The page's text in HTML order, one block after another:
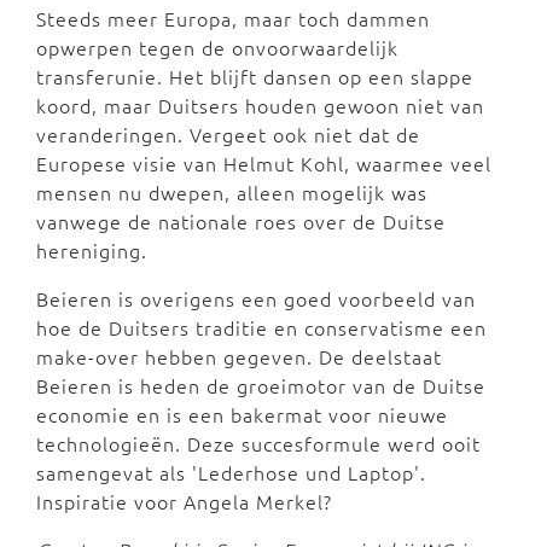
Steeds meer Europa, maar toch dammen
opwerpen tegen de onvoorwaardelijk
transferunie. Het blijft dansen op een slappe
koord, maar Duitsers houden gewoon niet van
veranderingen. Vergeet ook niet dat de
Europese visie van Helmut Kohl, waarmee veel
mensen nu dwepen, alleen mogelijk was
vanwege de nationale roes over de Duitse
hereniging.
Beieren is overigens een goed voorbeeld van
hoe de Duitsers traditie en conservatisme een
make-over hebben gegeven. De deelstaat
Beieren is heden de groeimotor van de Duitse
economie en is een bakermat voor nieuwe
technologieën. Deze succesformule werd ooit
samengevat als 'Lederhose und Laptop'.
Inspiratie voor Angela Merkel?